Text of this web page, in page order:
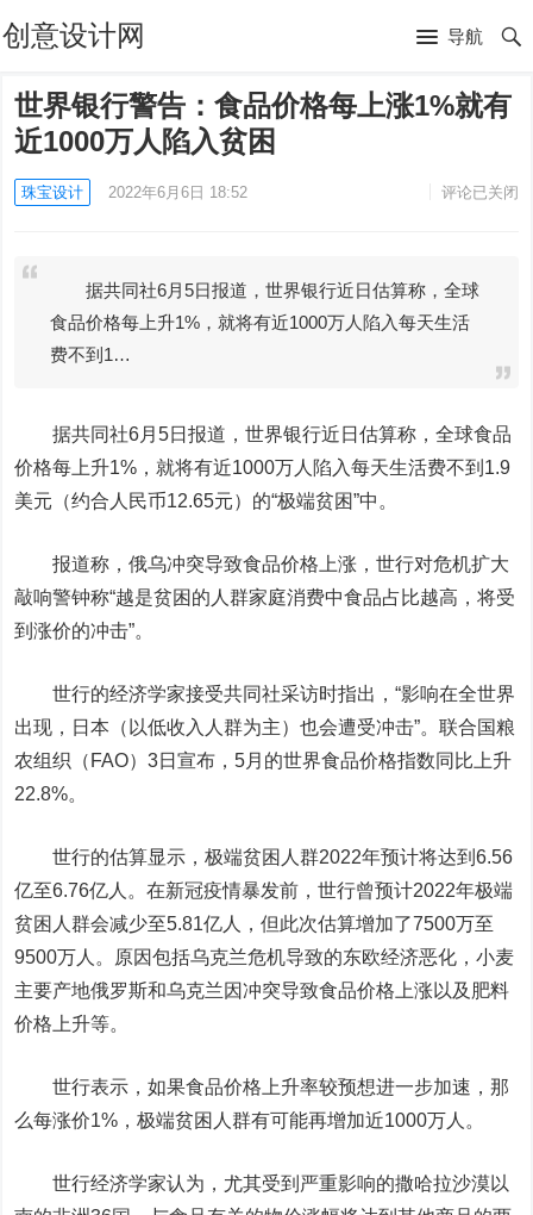
创意设计网 导航
世界银行警告：食品价格每上涨1%就有
近1000万人陷入贫困
珠宝设计 2022年6月6日 18:52 评论已关闭
据共同社6月5日报道，世界银行近日估算称，全球
食品价格每上升1%，就将有近1000万人陷入每天生活
费不到1…
据共同社6月5日报道，世界银行近日估算称，全球食品
价格每上升1%，就将有近1000万人陷入每天生活费不到1.9
美元（约合人民币12.65元）的“极端贫困”中。
报道称，俄乌冲突导致食品价格上涨，世行对危机扩大
敲响警钟称“越是贫困的人群家庭消费中食品占比越高，将受
到涨价的冲击”。
世行的经济学家接受共同社采访时指出，“影响在全世界
出现，日本（以低收入人群为主）也会遭受冲击”。联合国粮
农组织（FAO）3日宣布，5月的世界食品价格指数同比上升
22.8%。
世行的估算显示，极端贫困人群2022年预计将达到6.56
亿至6.76亿人。在新冠疫情暴发前，世行曾预计2022年极端
贫困人群会减少至5.81亿人，但此次估算增加了7500万至
9500万人。原因包括乌克兰危机导致的东欧经济恶化，小麦
主要产地俄罗斯和乌克兰因冲突导致食品价格上涨以及肥料
价格上升等。
世行表示，如果食品价格上升率较预想进一步加速，那
么每涨价1%，极端贫困人群有可能再增加近1000万人。
世行经济学家认为，尤其受到严重影响的撒哈拉沙漠以